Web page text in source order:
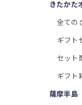
きたかた
全ての
ギフト
セット
ギフト
薩摩半島